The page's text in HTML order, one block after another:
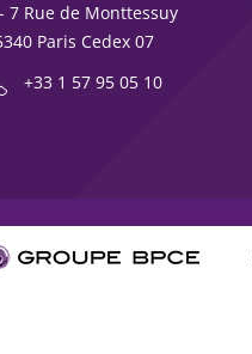
7 Rue de Monttessuy
Paris Cedex 07
+33 1 57 95 05 10